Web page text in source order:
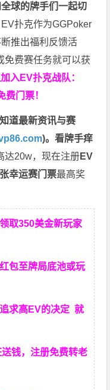
球的牌手们一起切
EV扑克作为GGPoker
推出福利反馈活
免费赛任务就可以获
加入EV扑克战队：
费门票！
道最新资讯与赛
)。看牌手痒
达20w，现在注册EV
幸运赛门票最高奖
取350美金新玩家
包至牌局底池或玩
追求高EV的决定就
钱，注册免费转老